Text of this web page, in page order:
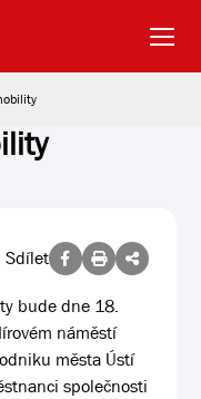
Sdílet
bude dne 18.
náměstí
města Ústí
společnosti